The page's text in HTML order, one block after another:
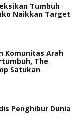
Tumbuh
Naikkan Target
Komunitas Arah
The
Satukan
Penghibur Dunia